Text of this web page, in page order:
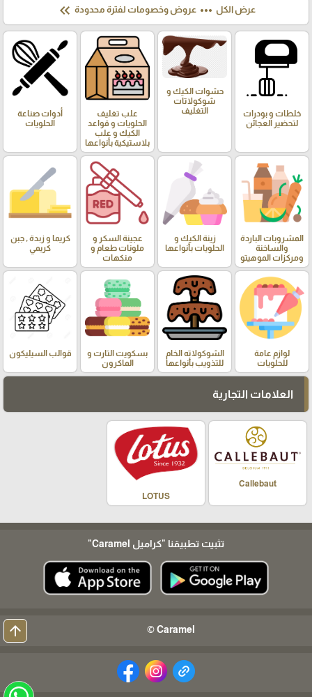
عرض الكل more_horiz عروض وخصومات لفترة محدودة keyboard_double_arrow_left
خلطات و بودرات
لتحضير العجائن
حشوات الكيك و
شوكولاتات
التغليف
علب تغليف
الحلويات و قواعد
الكيك و علب
بلاستيكية بأنواعها
أدوات صناعة
الحلويات
المشروبات الباردة
والساخنة
ومركزات الموهيتو
زينة الكيك و
الحلويات بأنواعها
عجينة السكر و
ملونات طعام و
منكهات
كريما و زبدة , جبن
كريمي
لوازم عامة
للحلويات
الشوكولاته الخام
للتذويب بأنواعها
بسكويت التارت و
الماكرون
قوالب السيليكون
العلامات التجارية
Callebaut
LOTUS
تثبيت تطبيقنا "كراميل Caramel"
Caramel ©
arrow_upward